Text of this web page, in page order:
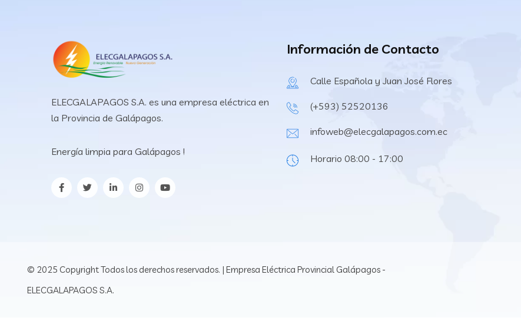
ELECGALAPAGOS S.A. es una empresa eléctrica en
la Provincia de Galápagos.
Energía limpia para Galápagos !
Información de Contacto
Calle Española y Juan José Flores
(+593) 52520136
infoweb@elecgalapagos.com.ec
Horario 08:00 - 17:00
© 2025 Copyright Todos los derechos reservados. | Empresa Eléctrica Provincial Galápagos -
ELECGALAPAGOS S.A.